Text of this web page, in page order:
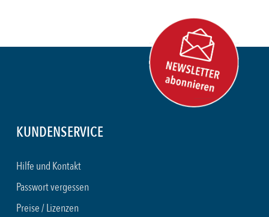
KUNDENSERVICE
Hilfe und Kontakt
Passwort vergessen
Preise / Lizenzen